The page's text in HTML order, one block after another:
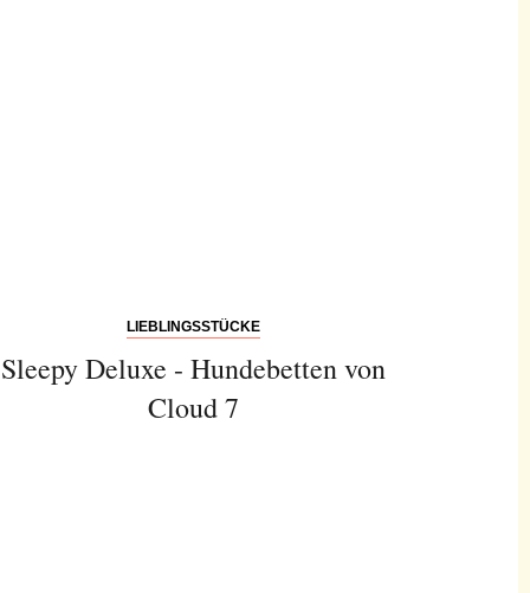
LIEBLINGSSTÜCKE
Sleepy Deluxe - Hundebetten von
Cloud 7